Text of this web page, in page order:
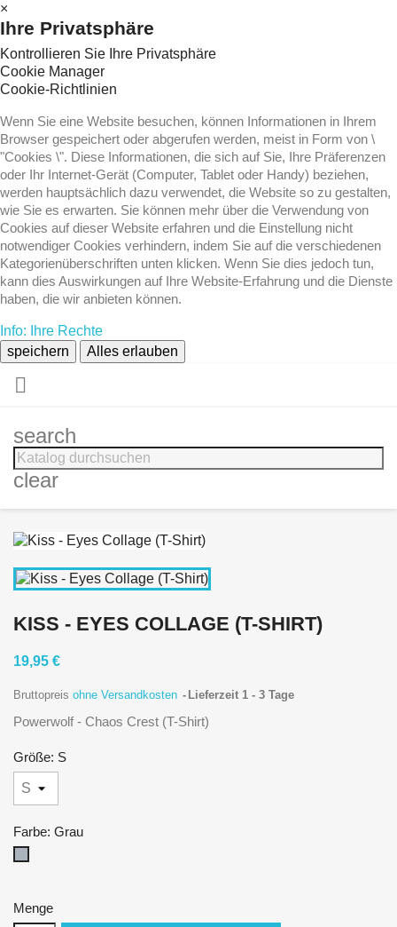
×
Ihre Privatsphäre
Kontrollieren Sie Ihre Privatsphäre
Cookie Manager
Cookie-Richtlinien
Wenn Sie eine Website besuchen, können Informationen in Ihrem
Browser gespeichert oder abgerufen werden, meist in Form von \
"Cookies \". Diese Informationen, die sich auf Sie, Ihre Präferenzen
oder Ihr Internet-Gerät (Computer, Tablet oder Handy) beziehen,
werden hauptsächlich dazu verwendet, die Website so zu gestalten,
wie Sie es erwarten. Sie können mehr über die Verwendung von
Cookies auf dieser Website erfahren und die Einstellung nicht
notwendiger Cookies verhindern, indem Sie auf die verschiedenen
Kategorienüberschriften unten klicken. Wenn Sie dies jedoch tun,
kann dies Auswirkungen auf Ihre Website-Erfahrung und die Dienste
haben, die wir anbieten können.
Info: Ihre Rechte
speichern
Alles erlauben

search
clear
KISS - EYES COLLAGE (T-SHIRT)
19,95 €
Bruttopreis ohne Versandkosten Lieferzeit 1 - 3 Tage
Powerwolf - Chaos Crest (T-Shirt)
Größe: S
Farbe: Grau
Menge